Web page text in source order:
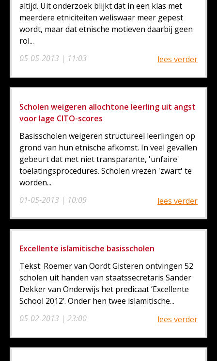
05-05-2013 | 11:03
altijd. Uit onderzoek blijkt dat in een klas met
meerdere etniciteiten weliswaar meer gepest
wordt, maar dat etnische motieven daarbij geen
rol...
lees verder
Scholen weigeren allochtone leerling uit angst
voor lage CITO-scores
01-05-2013 | 10:09
Basisscholen weigeren structureel leerlingen op
grond van hun etnische afkomst. In veel gevallen
gebeurt dat met niet transparante, 'unfaire'
toelatingsprocedures. Scholen vrezen 'zwart' te
worden...
lees verder
Excellente islamitische basisscholen
05-02-2013 | 23:00
Tekst: Roemer van Oordt Gisteren ontvingen 52
scholen uit handen van staatssecretaris Sander
Dekker van Onderwijs het predicaat ’Excellente
School 2012’. Onder hen twee islamitische...
lees verder